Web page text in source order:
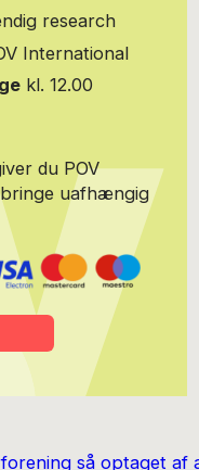
research
International
kl. 12.00
du POV
uafhængig